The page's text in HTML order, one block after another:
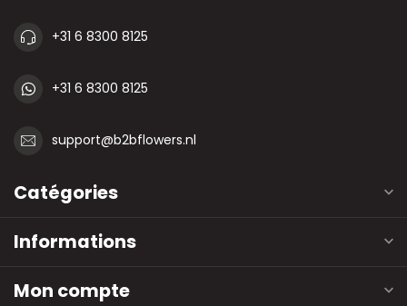
+31 6 8300 8125
+31 6 8300 8125
support@b2bflowers.nl
Catégories
Informations
Mon compte